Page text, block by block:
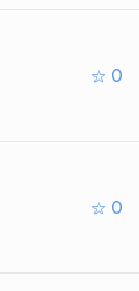
0
0